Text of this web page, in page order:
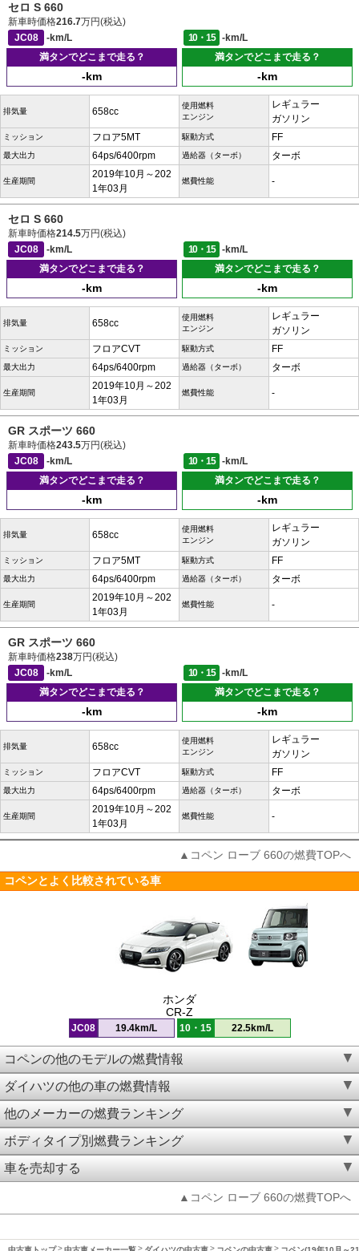
セロ S 660
新車時価格216.7万円(税込)
JC08
-km/L 10・15
-km/L
満タンでどこまで走る？
-km
満タンでどこまで走る？
-km
排気量 658cc
使用燃料
エンジン
レギュラー
ガソリン
ミッション フロア5MT 駆動方式 FF
最大出力 64ps/6400rpm 過給器（ターボ） ターボ
生産期間
2019年10月～202
1年03月
燃費性能 -
セロ S 660
新車時価格214.5万円(税込)
JC08
-km/L 10・15
-km/L
満タンでどこまで走る？
-km
満タンでどこまで走る？
-km
排気量 658cc
使用燃料
エンジン
レギュラー
ガソリン
ミッション フロアCVT 駆動方式 FF
最大出力 64ps/6400rpm 過給器（ターボ） ターボ
生産期間
2019年10月～202
1年03月
燃費性能 -
GR スポーツ 660
新車時価格243.5万円(税込)
JC08
-km/L 10・15
-km/L
満タンでどこまで走る？
-km
満タンでどこまで走る？
-km
排気量 658cc
使用燃料
エンジン
レギュラー
ガソリン
ミッション フロア5MT 駆動方式 FF
最大出力 64ps/6400rpm 過給器（ターボ） ターボ
生産期間
2019年10月～202
1年03月
燃費性能 -
GR スポーツ 660
新車時価格238万円(税込)
JC08
-km/L 10・15
-km/L
満タンでどこまで走る？
-km
満タンでどこまで走る？
-km
排気量 658cc
使用燃料
エンジン
レギュラー
ガソリン
ミッション フロアCVT 駆動方式 FF
最大出力 64ps/6400rpm 過給器（ターボ） ターボ
生産期間
2019年10月～202
1年03月
燃費性能 -
▲コペン ローブ 660の燃費TOPへ
コペンとよく比較されている車
ホンダ
CR-Z
JC08 19.4km/L 10・15 22.5km/L
コペンの他のモデルの燃費情報
ダイハツの他の車の燃費情報
他のメーカーの燃費ランキング
ボディタイプ別燃費ランキング
車を売却する
▲コペン ローブ 660の燃費TOPへ